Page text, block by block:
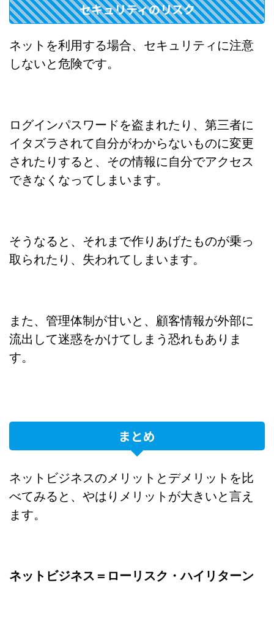
セキュリティのリスク
ネットを利用する場合、セキュリティに注意
しないと危険です。
ログインパスワードを盗まれたり、第三者に
イタズラされて自分がわからないものに変更
されたりすると、その情報に自分でアクセス
できなくなってしまいます。
そうなると、それまで作りあげたものが乗っ
取られたり、失われてしまいます。
また、管理体制が甘いと、顧客情報が外部に
流出して迷惑をかけてしまう恐れもありま
す。
まとめ
ネットビジネスのメリットとデメリットを比
べてみると、やはりメリットが大きいと言え
ます。
ネットビジネス＝ローリスク・ハイリターン